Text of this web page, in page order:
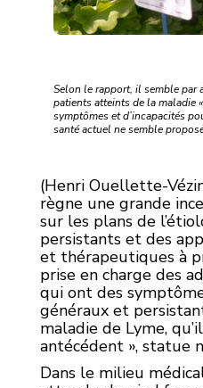
Selon le rapport, il semble par
patients atteints de la maladie
symptômes et d’incapacités
santé actuel ne semble
(Henri Ouellette-
règne une grande
sur les plans de
persistants et des
et thérapeutiques à
prise en charge des
qui ont des
généraux et
maladie de Lyme,
antécédent », statue
Dans le milieu